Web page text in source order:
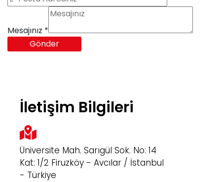
Mesajınız *
Gönder
İletişim Bilgileri
Üniversite Mah. Sarıgül Sok. No: 14
Kat: 1/2 Firuzköy - Avcılar / İstanbul
- Türkiye